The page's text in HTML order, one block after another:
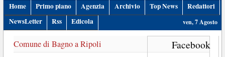
Home
Primo piano Agenzia Archivio Top News
Redattori
NewsLetter
Rss Edicola ven, 7 Agosto
Facebook
Comune di Bagno a Ripoli